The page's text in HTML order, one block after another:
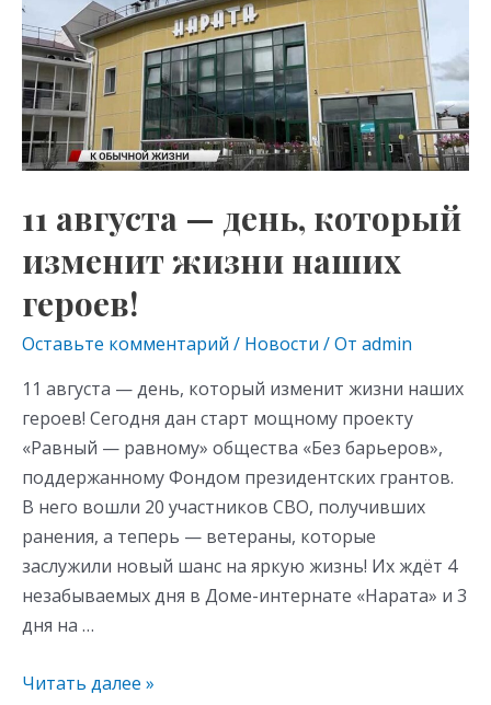
as
s
ni
ki
m p
p
11 августа — день, который
изменит жизни наших
героев!
Оставьте комментарий / Новости / От admin
11 августа — день, который изменит жизни наших
героев! Сегодня дан старт мощному проекту
«Равный — равному» общества «Без барьеров»,
поддержанному Фондом президентских грантов.
В него вошли 20 участников СВО, получивших
ранения, а теперь — ветераны, которые
заслужили новый шанс на яркую жизнь! Их ждёт 4
незабываемых дня в Доме-интернате «Нарата» и 3
дня на …
—
день,
который
изменит
жизни
наших
Читать далее »